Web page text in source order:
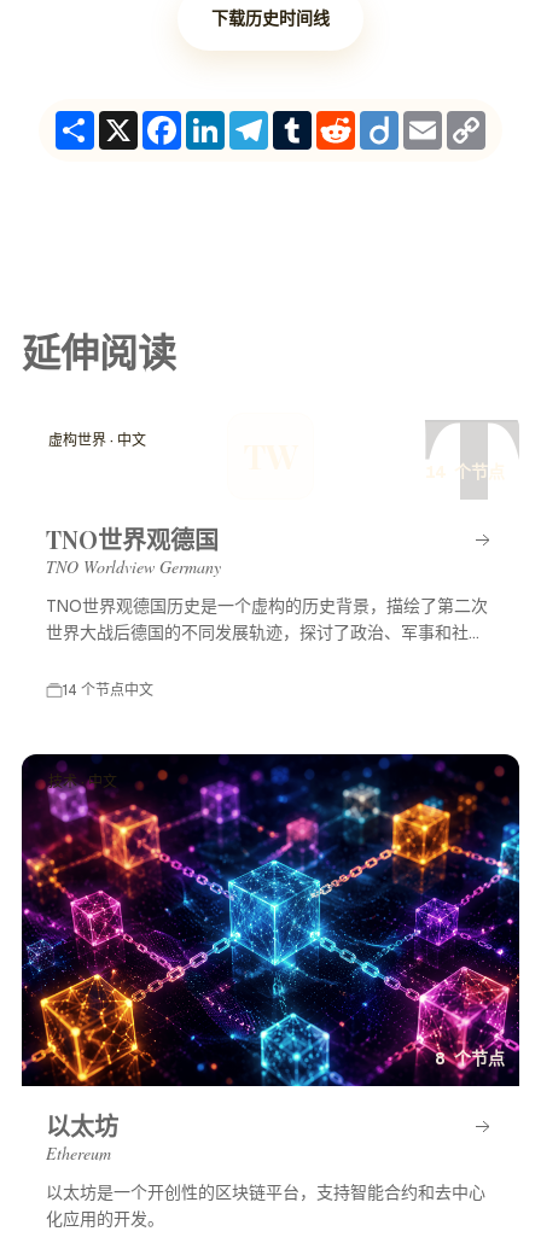
下载历史时间线
ShareX Facebook
LinkedInTelegram
TumblrRedditDiigoEmail
延伸阅读
T
虚构世界 · 中文
14 个节点
TNO世界观德国
TNO Worldview Germany
TNO世界观德国历史是一个虚构的历史背景，描绘了第二次
世界大战后德国的不同发展轨迹，探讨了政治、军事和社会
14 个节点中文
技术 · 中文
8 个节点
以太坊
Ethereum
以太坊是一个开创性的区块链平台，支持智能合约和去中心
化应用的开发。